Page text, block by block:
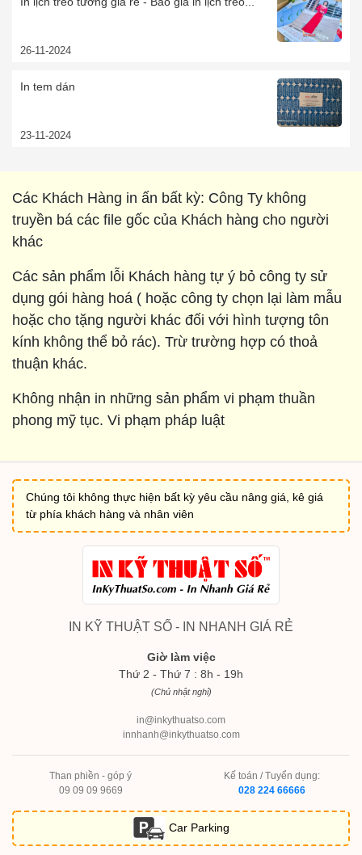
26-11-2024
In tem dán
23-11-2024
Các Khách Hàng in ấn bất kỳ: Công Ty không
truyền bá các file gốc của Khách hàng cho người
khác
Các sản phẩm lỗi Khách hàng tự ý bỏ công ty sử
dụng gói hàng hoá ( hoặc công ty chọn lại làm mẫu
hoặc cho tặng người khác đối với hình tượng tôn
kính không thể bỏ rác). Trừ trường hợp có thoả
thuận khác.
Không nhận in những sản phẩm vi phạm thuần
phong mỹ tục. Vi phạm pháp luật
Chúng tôi không thực hiện bất kỳ yêu cầu nâng giá, kê giá
từ phía khách hàng và nhân viên
IN KỸ THUẬT SỐ - IN NHANH GIÁ RẺ
Giờ làm việc
Thứ 2 - Thứ 7 : 8h - 19h
(Chủ nhật nghỉ)
in@inkythuatso.com
innhanh@inkythuatso.com
Than phiền - góp ý
09 09 09 9669
Kế toán / Tuyển dụng:
028 224 66666
Car Parking